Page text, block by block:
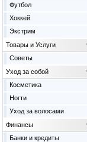
Футбол
Хоккей
Экстрим
Товары и Услуги
Советы
Уход за собой
Косметика
Ногти
Уход за волосами
Финансы
Банки и кредиты